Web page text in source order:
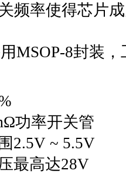
频率使得芯片
MSOP-8封装，
功率开关管
2.5V ~ 5.5V
最高达28V